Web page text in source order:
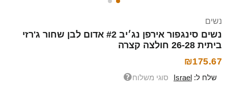
נשים
נשים סינגפור אירפן נג׳יב #2 אדום לבן שחור ג'רזי
ביתית 26-28 חולצה קצרה
₪175.67
שלח ל: Israel סוגי משלוח